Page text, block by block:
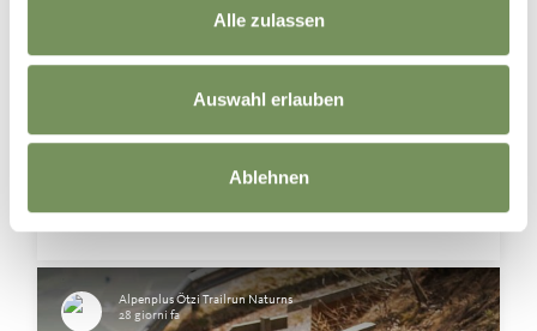
Alle zulassen
Auswahl erlauben
Ablehnen
Before the first step, there’s the mindset. 💬🔥
Pushing each other. Lifting the energy.
#ötzitrailrun #rockthesunnymountain #naturns
Alpenplus Ötzi Trailrun Naturns
28 giorni fa